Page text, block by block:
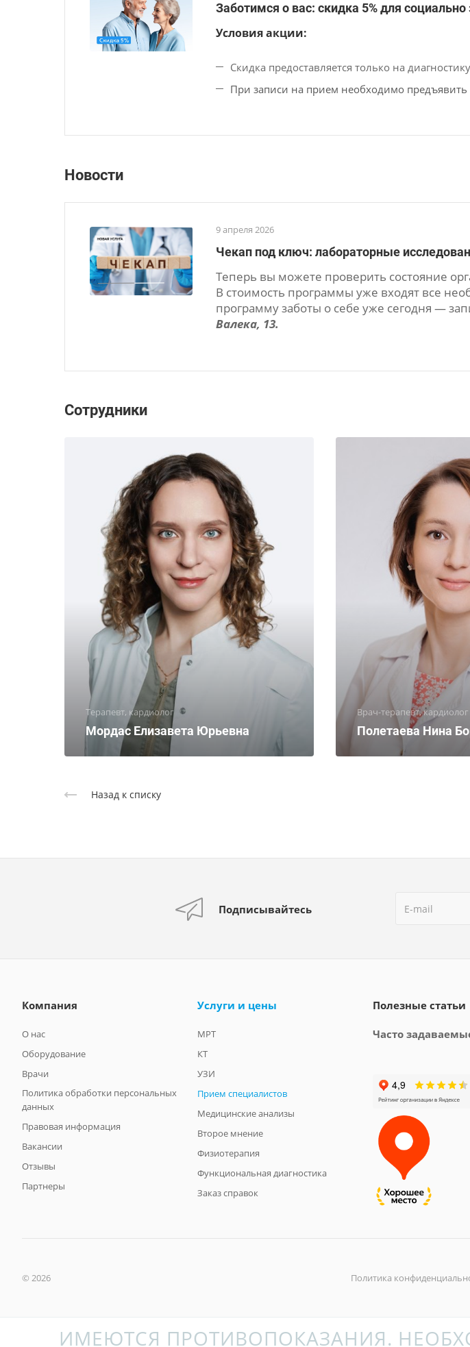
Заботимся о вас: скидка 5% для
Условия акции:
Скидка предоставляется только на
При записи на прием необходимо
Новости
9 апреля 2026
Чекап под ключ: лабораторные
Теперь вы можете проверить состояние
В стоимость программы уже входят все
программу заботы о себе уже сегодня —
Валека, 13.
Сотрудники
Терапевт, кардиолог
Мордас Елизавета Юрьевна
Врач-терапевт, кардиолог
Полетаева Нина
Назад к списку
Подписывайтесь
Компания
О нас
Оборудование
Врачи
Политика обработки персональных
данных
Правовая информация
Вакансии
Отзывы
Партнеры
Услуги и цены
МРТ
КТ
УЗИ
Прием специалистов
Медицинские анализы
Второе мнение
Физиотерапия
Функциональная диагностика
Заказ справок
Полезные статьи
Часто
© 2026 Политика
ИМЕЮТСЯ ПРОТИВОПОКАЗАНИЯ.